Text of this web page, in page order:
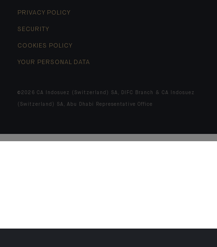
PRIVACY POLICY
SECURITY
COOKIES POLICY
YOUR PERSONAL DATA
©2026 CA Indosuez (Switzerland) SA, DIFC Branch & CA Indosuez
(Switzerland) SA, Abu Dhabi Representative Office